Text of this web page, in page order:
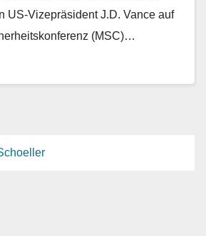
US-Vizepräsident J.D. Vance auf
(MSC)…